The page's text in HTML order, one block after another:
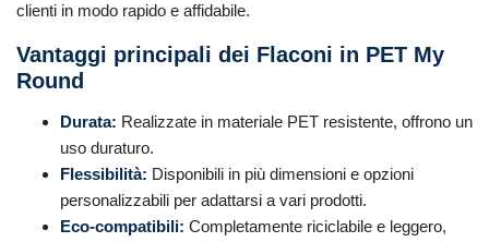
clienti in modo rapido e affidabile.
Vantaggi principali dei Flaconi in PET My
Round
Durata: Realizzate in materiale PET resistente, offrono un
uso duraturo.
Flessibilità: Disponibili in più dimensioni e opzioni
personalizzabili per adattarsi a vari prodotti.
Eco-compatibili: Completamente riciclabile e leggero,